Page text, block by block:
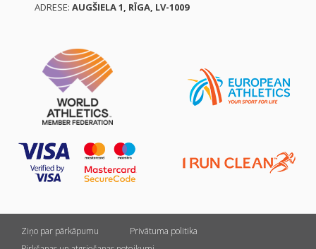
ADRESE: AUGŠIELA 1, RĪGA, LV-1009
Ziņo par pārkāpumu
Privātuma politika